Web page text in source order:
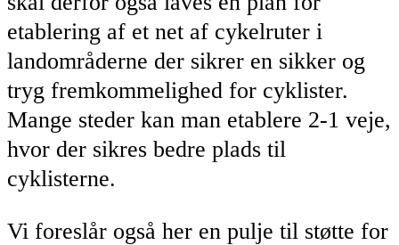
etablering af et net af cykelruter i
landområderne der sikrer en sikker og
tryg fremkommelighed for cyklister.
Mange steder kan man etablere 2-1 veje,
hvor der sikres bedre plads til
cyklisterne.
Vi foreslår også her en pulje til støtte for